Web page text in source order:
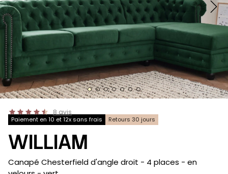
8 avis
Paiement en 10 et 12x sans frais Retours 30 jours
WILLIAM
-
Canapé Chesterfield d'angle droit - 4 places - en